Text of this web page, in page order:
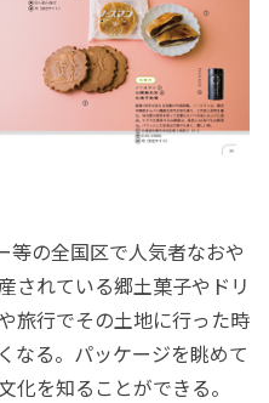
等の全国区で人気者なおや
されている郷土菓子やドリ
旅行でその土地に行った時
なる。パッケージを眺めて
化を知ることができる。